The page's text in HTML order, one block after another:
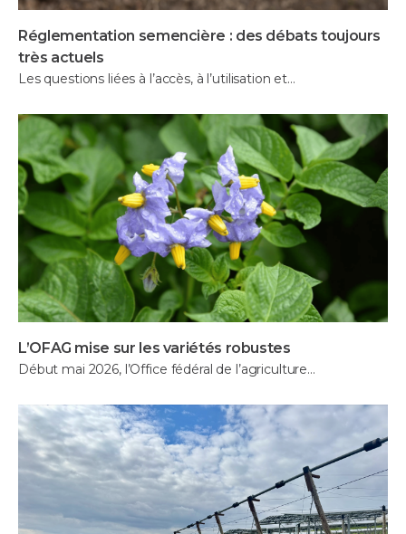
Réglementation semencière : des débats toujours
très actuels
Les questions liées à l’accès, à l’utilisation et…
L’OFAG mise sur les variétés robustes
Début mai 2026, l’Office fédéral de l’agriculture…